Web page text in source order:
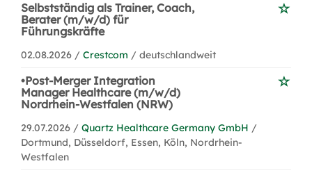
Selbstständig als Trainer, Coach,
Berater (m/w/d) für
Führungskräfte
02.08.2026 / Crestcom / deutschlandweit
•Post-Merger Integration
Manager Healthcare (m/w/d)
Nordrhein-Westfalen (NRW)
29.07.2026 / Quartz Healthcare Germany GmbH /
Dortmund, Düsseldorf, Essen, Köln, Nordrhein-
Westfalen